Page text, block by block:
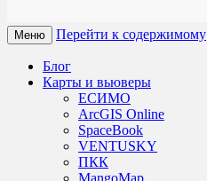
Меню Перейти к содержимому
Блог
Карты и вьюверы
ЕСИМО
ArcGIS Online
SpaceBook
VENTUSKY
ПКК
MangoMap